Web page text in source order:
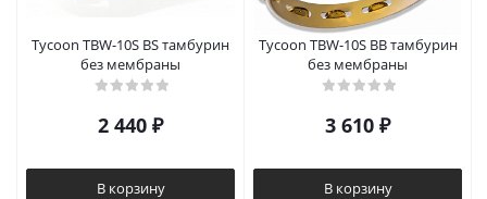
Tycoon TBW-10S BS тамбурин
без мембраны
2 440 ₽
В корзину
Tycoon TBW-10S BB тамбурин
без мембраны
3 610 ₽
В корзину